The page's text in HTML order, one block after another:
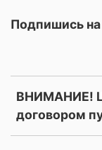
ВНИМАНИЕ!
договором
Подпишись на